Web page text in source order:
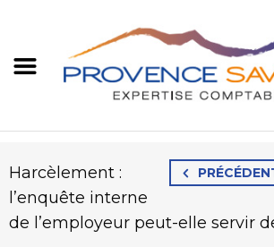
Harcèlement :
l’enquête interne
de l’employeur peut-elle servir